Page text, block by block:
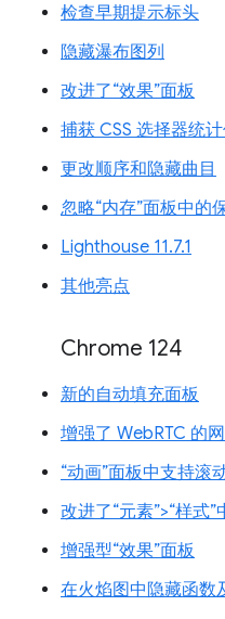
检查早期提示标头
隐藏瀑布图列
改进了“效果”面板
捕获 CSS 选择器统
更改顺序和隐藏曲目
忽略“内存”面板中的
Lighthouse 11.7.1
其他亮点
Chrome 124
新的自动填充面板
增强了 WebRTC 的
“动画”面板中支持滚
改进了“元素”>“样式
增强型“效果”面板
在火焰图中隐藏函数